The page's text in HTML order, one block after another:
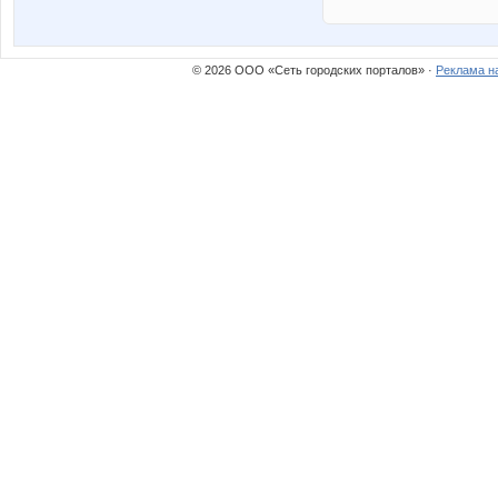
© 2026 ООО «Сеть городских порталов» · Реклама